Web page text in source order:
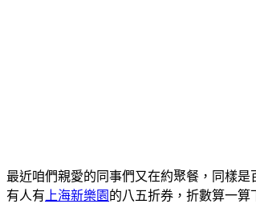
最近咱們親愛的同事們又在約聚餐，同樣
有人有 上海新樂園 的八五折券，折數算一算